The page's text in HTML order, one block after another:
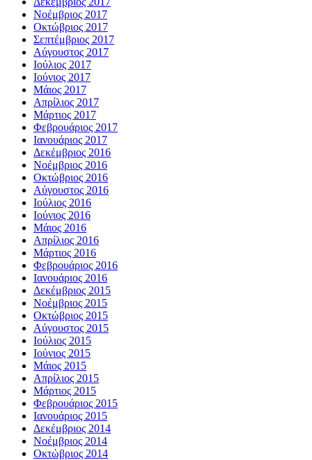
Νοέμβριος 2017
Οκτώβριος 2017
Σεπτέμβριος 2017
Αύγουστος 2017
Ιούλιος 2017
Ιούνιος 2017
Μάιος 2017
Απρίλιος 2017
Μάρτιος 2017
Φεβρουάριος 2017
Ιανουάριος 2017
Δεκέμβριος 2016
Νοέμβριος 2016
Οκτώβριος 2016
Αύγουστος 2016
Ιούλιος 2016
Ιούνιος 2016
Μάιος 2016
Απρίλιος 2016
Μάρτιος 2016
Φεβρουάριος 2016
Ιανουάριος 2016
Δεκέμβριος 2015
Νοέμβριος 2015
Οκτώβριος 2015
Αύγουστος 2015
Ιούλιος 2015
Ιούνιος 2015
Μάιος 2015
Απρίλιος 2015
Μάρτιος 2015
Φεβρουάριος 2015
Ιανουάριος 2015
Δεκέμβριος 2014
Νοέμβριος 2014
Οκτώβριος 2014